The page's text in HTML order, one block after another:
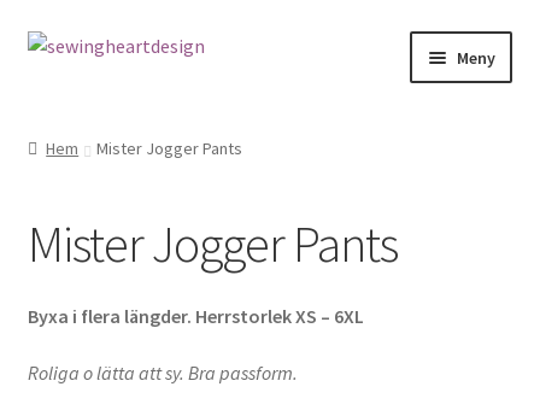
Hoppa
Hoppa
Meny
Bandkantning
Dragkedjor Repsats
Knappar
Hem Mister Jogger Pants
Mister Jogger Pants
Byxa i flera längder. Herrstorlek XS – 6XL
Roliga o lätta att sy. Bra passform.